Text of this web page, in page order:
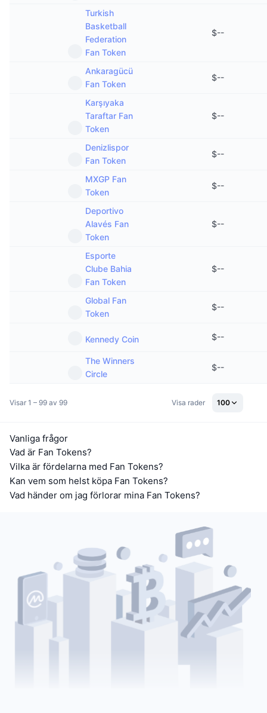
Turkish
Basketball
Federation
Fan Token
$--
Ankaragücü
Fan Token
$--
Karşıyaka
Taraftar Fan
Token
$--
Denizlispor
Fan Token
$--
MXGP Fan
Token
$--
Deportivo
Alavés Fan
Token
$--
Esporte
Clube Bahia
Fan Token
$--
Global Fan
Token
$--
Kennedy Coin $--
The Winners
Circle
$--
Visar 1 – 99 av 99 Visa rader 100
Vanliga frågor
Vad är Fan Tokens?
Vilka är fördelarna med Fan Tokens?
Kan vem som helst köpa Fan Tokens?
Vad händer om jag förlorar mina Fan Tokens?